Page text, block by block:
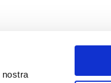
nostra